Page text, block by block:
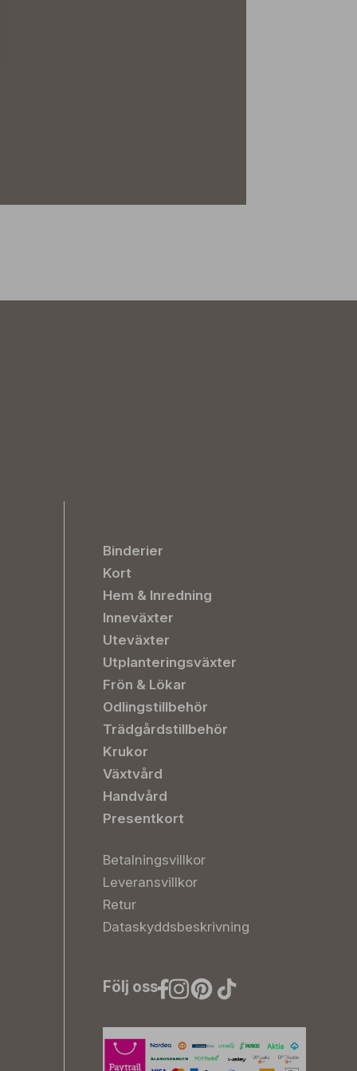
Binderier
Kort
Hem & Inredning
Inneväxter
Uteväxter
Utplanteringsväxter
Frön & Lökar
Odlingstillbehör
Trädgårdstillbehör
Krukor
Växtvård
Handvård
Presentkort
Betalningsvillkor
Leveransvillkor
Retur
Dataskyddsbeskrivning
Följ oss